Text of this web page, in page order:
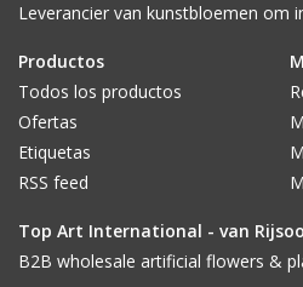
Leverancier van kunstbloemen om
Productos
Todos los productos
Ofertas
Etiquetas
RSS feed
Top Art International - van
B2B wholesale artificial flowers &